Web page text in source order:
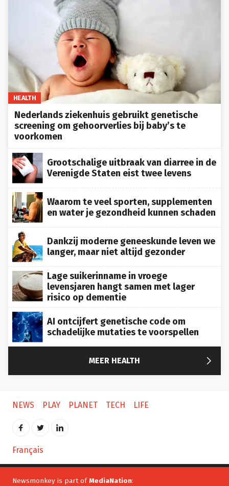
HEALTH
Nederlands ziekenhuis gebruikt genetische
screening om gehoorverlies bij baby’s te
voorkomen
Grootschalige uitbraak van diarree in de
Verenigde Staten eist twee levens
Waarom te veel sporten, supplementen
en water je gezondheid kunnen schaden
Dankzij moderne geneeskunde leven we
langer, maar niet altijd gezonder
Lage suikerinname in vroege
levensjaren hangt samen met lager
risico op dementie
AI ontcijfert genetische code om
schadelijke mutaties te voorspellen
MEER HEALTH 
NEWS PLAY PLANET TECH LIFE
Français
Newsmonkey is part of MediaNation